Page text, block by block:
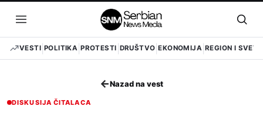
sadržaj
Otvori
meni
VESTI POLITIKA PROTESTI DRUŠTVO EKONOMIJA REGION I SVET
←Nazad na vest
DISKUSIJA ČITALACA